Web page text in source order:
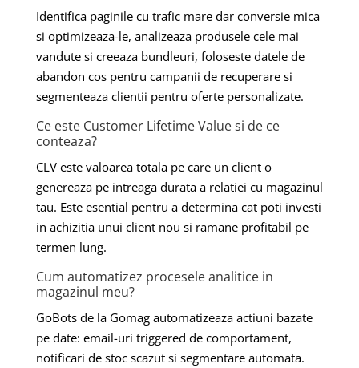
Identifica paginile cu trafic mare dar conversie mica
si optimizeaza-le, analizeaza produsele cele mai
vandute si creeaza bundleuri, foloseste datele de
abandon cos pentru campanii de recuperare si
segmenteaza clientii pentru oferte personalizate.
Ce este Customer Lifetime Value si de ce
conteaza?
CLV este valoarea totala pe care un client o
genereaza pe intreaga durata a relatiei cu magazinul
tau. Este esential pentru a determina cat poti investi
in achizitia unui client nou si ramane profitabil pe
termen lung.
Cum automatizez procesele analitice in
magazinul meu?
GoBots de la Gomag automatizeaza actiuni bazate
pe date: email-uri triggered de comportament,
notificari de stoc scazut si segmentare automata.